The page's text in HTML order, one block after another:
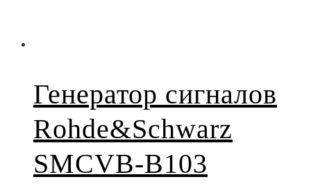
Генератор сигналов
Rohde&Schwarz
SMCVB-B103